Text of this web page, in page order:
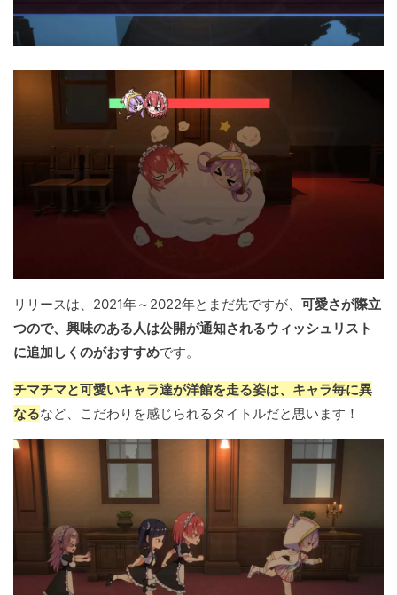
リリースは、2021年～2022年とまだ先ですが、 可愛さが際立
つので、興味のある人は公開が通知されるウィッシュリスト
に追加しくのがおすすめです。
チマチマと可愛いキャラ達が洋館を走る姿は、キャラ毎に異
なるなど、こだわりを感じられるタイトルだと思います！